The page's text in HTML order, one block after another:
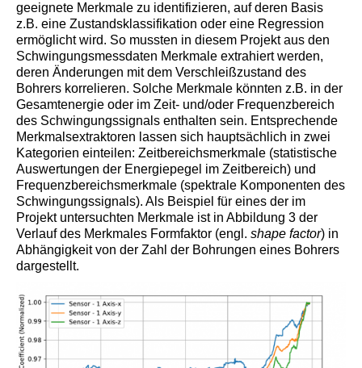
geeignete Merkmale zu identifizieren, auf deren Basis
z.B. eine Zustandsklassifikation oder eine Regression
ermöglicht wird. So mussten in diesem Projekt aus den
Schwingungsmessdaten Merkmale extrahiert werden,
deren Änderungen mit dem Verschleißzustand des
Bohrers korrelieren. Solche Merkmale könnten z.B. in der
Gesamtenergie oder im Zeit- und/oder Frequenzbereich
des Schwingungssignals enthalten sein. Entsprechende
Merkmalsextraktoren lassen sich hauptsächlich in zwei
Kategorien einteilen: Zeitbereichsmerkmale (statistische
Auswertungen der Energiepegel im Zeitbereich) und
Frequenzbereichsmerkmale (spektrale Komponenten des
Schwingungssignals). Als Beispiel für eines der im
Projekt untersuchten Merkmale ist in Abbildung 3 der
Verlauf des Merkmales Formfaktor (engl. shape factor) in
Abhängigkeit von der Zahl der Bohrungen eines Bohrers
dargestellt.